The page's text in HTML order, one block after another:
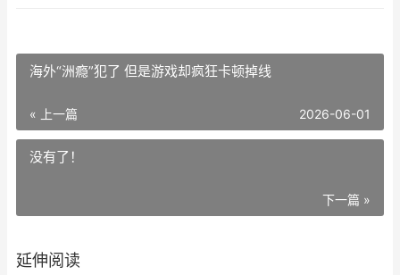
海外“洲瘾”犯了 但是游戏却疯狂卡顿掉线
« 上一篇 2026-06-01
没有了！
下一篇 »
延伸阅读